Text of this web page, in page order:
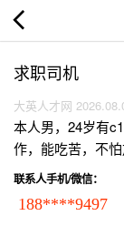
求职司机
大英人才网
本人男，24岁有
作，能吃苦，不怕
联系人手机/微信：
188****9497